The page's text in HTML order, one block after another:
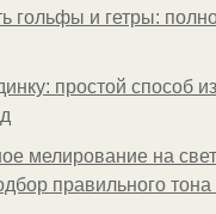
гольфы и гетры:
простой способ
мелирование на
правильного тона